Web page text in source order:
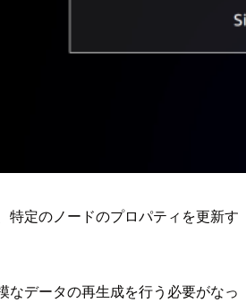
特定のノードのプロパティを更新す
なデータの再生成を行う必要がなっ